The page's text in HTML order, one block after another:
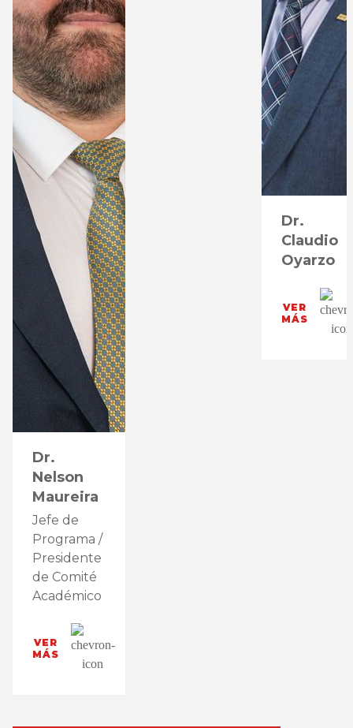
Dr.
Nelson
Maureira
Jefe de
Programa /
Presidente
de Comité
Académico
VER
MÁS
Dr.
Claudio
Oyarzo
VER
MÁS